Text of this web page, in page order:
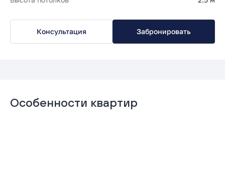
Консультация Забронировать
Особенности квартир